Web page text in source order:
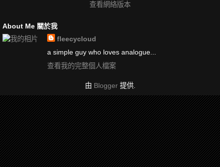
查看網絡版本
About Me 關於我
fleecycloud
a simple guy who loves analogue...
查看我的完整個人檔案
由 Blogger提供.